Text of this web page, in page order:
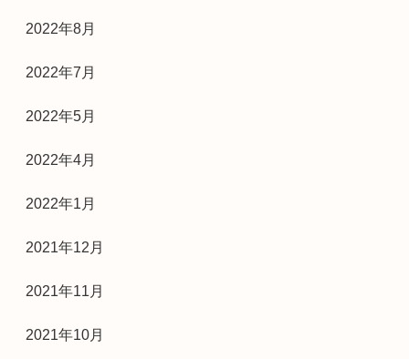
2022年8月
2022年7月
2022年5月
2022年4月
2022年1月
2021年12月
2021年11月
2021年10月